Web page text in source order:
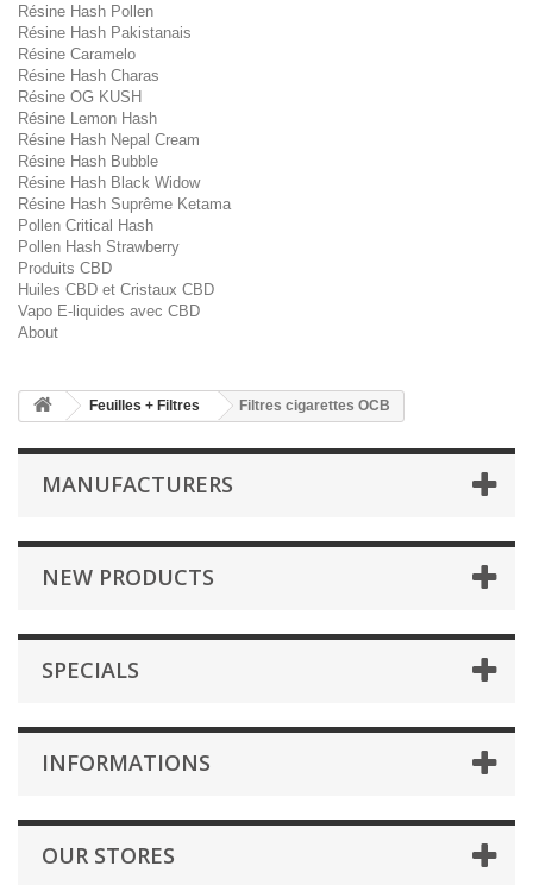
Résine Hash Pollen
Résine Hash Pakistanais
Résine Caramelo
Résine Hash Charas
Résine OG KUSH
Résine Lemon Hash
Résine Hash Nepal Cream
Résine Hash Bubble
Résine Hash Black Widow
Résine Hash Suprême Ketama
Pollen Critical Hash
Pollen Hash Strawberry
Produits CBD
Huiles CBD et Cristaux CBD
Vapo E-liquides avec CBD
About
Feuilles + Filtres Filtres cigarettes OCB
MANUFACTURERS
NEW PRODUCTS
SPECIALS
INFORMATIONS
OUR STORES